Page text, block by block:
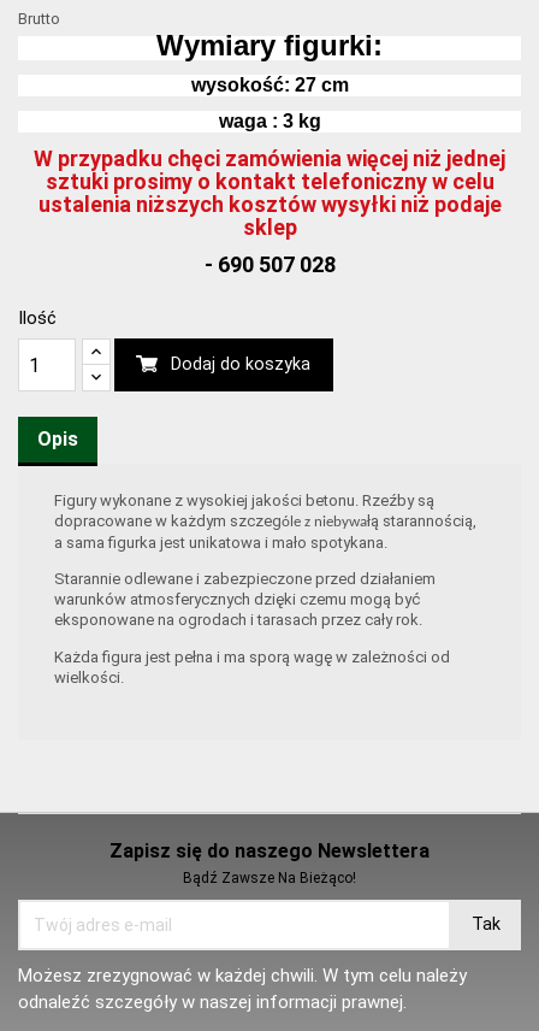
Brutto
Wymiary figurki:
wysokość: 27 cm
waga : 3 kg
W przypadku chęci zamówienia więcej niż jednej
sztuki prosimy o kontakt telefoniczny w celu
ustalenia niższych kosztów wysyłki niż podaje
sklep
- 690 507 028
Ilość
Dodaj do koszyka
Opis
Figury wykonane z wysokiej jakości betonu. Rzeźby są
dopracowane w każdym szczególe z niebywałą starannością,
a sama figurka jest unikatowa i mało spotykana.
Starannie odlewane i zabezpieczone przed działaniem
warunków atmosferycznych dzięki czemu mogą być
eksponowane na ogrodach i tarasach przez cały rok.
Każda figura jest pełna i ma sporą wagę w zależności od
wielkości.
Zapisz się do naszego Newslettera
Bądź Zawsze Na Bieżąco!
Możesz zrezygnować w każdej chwili. W tym celu należy
odnaleźć szczegóły w naszej informacji prawnej.